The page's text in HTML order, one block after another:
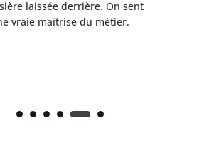
laissée derrière. On sent
vraie maîtrise du métier.